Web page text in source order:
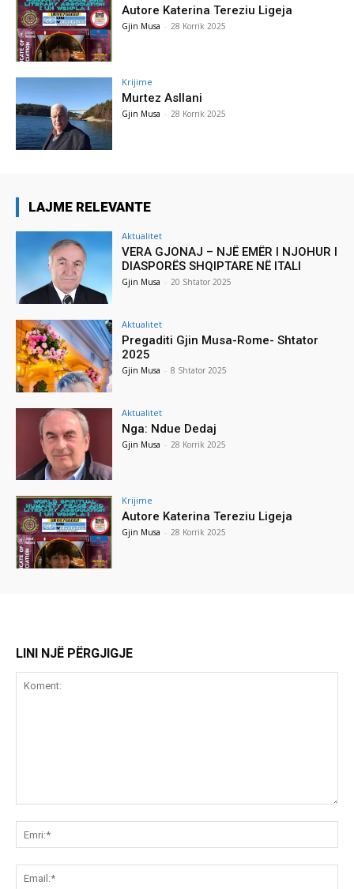
Autore Katerina Tereziu Ligeja
Gjin Musa - 28 Korrik 2025
Krijime
Murtez Asllani
Gjin Musa - 28 Korrik 2025
LAJME RELEVANTE
Aktualitet
VERA GJONAJ – NJË EMËR I NJOHUR I
DIASPORËS SHQIPTARE NË ITALI
Gjin Musa - 20 Shtator 2025
Aktualitet
Pregaditi Gjin Musa-Rome- Shtator
2025
Gjin Musa - 8 Shtator 2025
Aktualitet
Nga: Ndue Dedaj
Gjin Musa - 28 Korrik 2025
Krijime
Autore Katerina Tereziu Ligeja
Gjin Musa - 28 Korrik 2025
LINI NJË PËRGJIGJE